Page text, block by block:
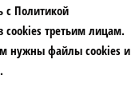
с Политикой
cookies третьим лицам.
нужны файлы сookies и
.